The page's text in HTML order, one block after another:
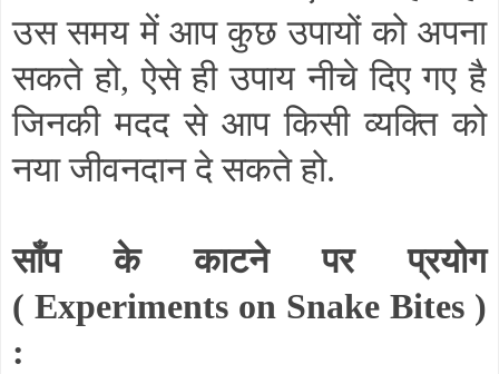
उस समय में आप कुछ उपायों को अपना
सकते हो,ऐसे ही उपाय नीचे दिए गए है
जिनकी मदद से आप किसी व्यक्ति को
नया जीवनदान दे सकते हो.
साँप के काटने पर प्रयोग
( Experiments on Snake Bites )
: